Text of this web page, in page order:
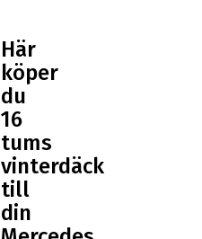
Här
köper
du
16
tums
vinterdäck
till
din